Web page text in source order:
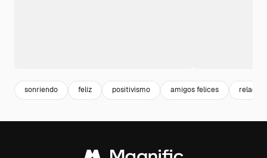
sonriendo feliz positivismo amigos felices